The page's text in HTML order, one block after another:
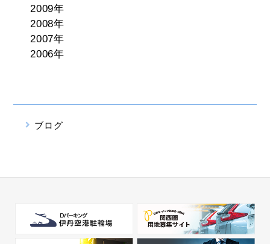
2009年
2008年
2007年
2006年
ブログ